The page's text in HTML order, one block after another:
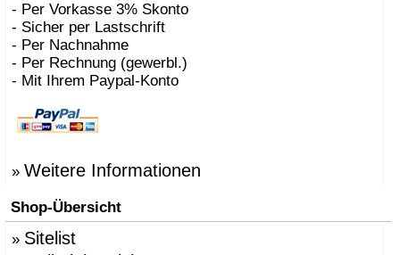
- Per Vorkasse 3% Skonto
- Sicher per Lastschrift
- Per Nachnahme
- Per Rechnung (gewerbl.)
- Mit Ihrem Paypal-Konto
» Weitere Informationen
Shop-Übersicht
» Sitelist